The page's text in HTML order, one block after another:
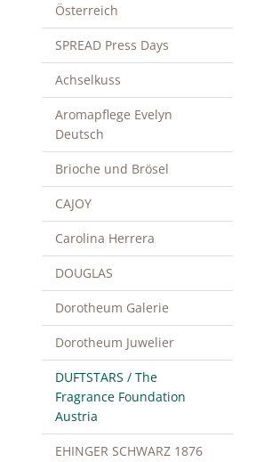
Österreich
SPREAD Press Days
Achselkuss
Aromapflege Evelyn
Deutsch
Brioche und Brösel
CAJOY
Carolina Herrera
DOUGLAS
Dorotheum Galerie
Dorotheum Juwelier
DUFTSTARS / The
Fragrance Foundation
Austria
EHINGER SCHWARZ 1876